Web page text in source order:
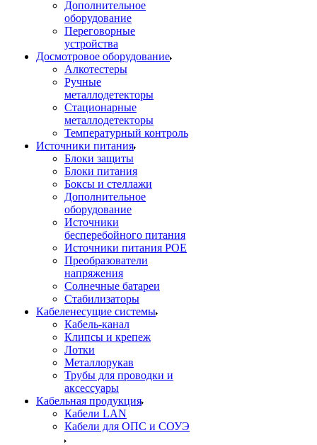
Дополнительное
оборудование
Переговорные
устройства
Досмотровое оборудование
Алкотестеры
Ручные
металлодетекторы
Стационарные
металлодетекторы
Температурный контроль
Источники питания
Блоки защиты
Блоки питания
Боксы и стеллажи
Дополнительное
оборудование
Источники
бесперебойного питания
Источники питания POE
Преобразователи
напряжения
Солнечные батареи
Стабилизаторы
Кабеленесущие системы
Кабель-канал
Клипсы и крепеж
Лотки
Металлорукав
Трубы для проводки и
аксессуары
Кабельная продукция
Кабели LAN
Кабели для ОПС и СОУЭ